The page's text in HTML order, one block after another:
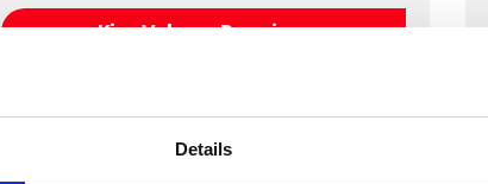
Details
Kies Velours Premium